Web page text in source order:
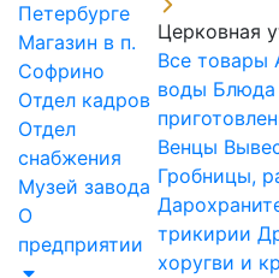
Петербурге
Магазин в п.
Софрино
Отдел кадров
Отдел
снабжения
Музей завода
О
предприятии
Церковная
Все товары
воды
Венцы
Гробницы,
трикирии
хоругви и